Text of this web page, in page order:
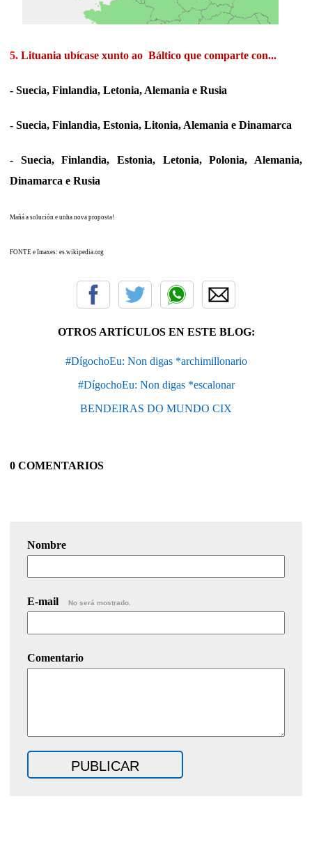
5. Lituania ubícase xunto ao Báltico que comparte con...
- Suecia, Finlandia, Letonia, Alemania e Rusia
- Suecia, Finlandia, Estonia, Litonia, Alemania e Dinamarca
- Suecia, Finlandia, Estonia, Letonia, Polonia, Alemania,
Dinamarca e Rusia
Mañá a solución e unha nova proposta!
FONTE e Imaxes: es.wikipedia.org
OTROS ARTÍCULOS EN ESTE BLOG:
#DígochoEu: Non digas *archimillonario
#DígochoEu: Non digas *escalonar
BENDEIRAS DO MUNDO CIX
0 COMENTARIOS
Nombre
E-mail No será mostrado.
Comentario